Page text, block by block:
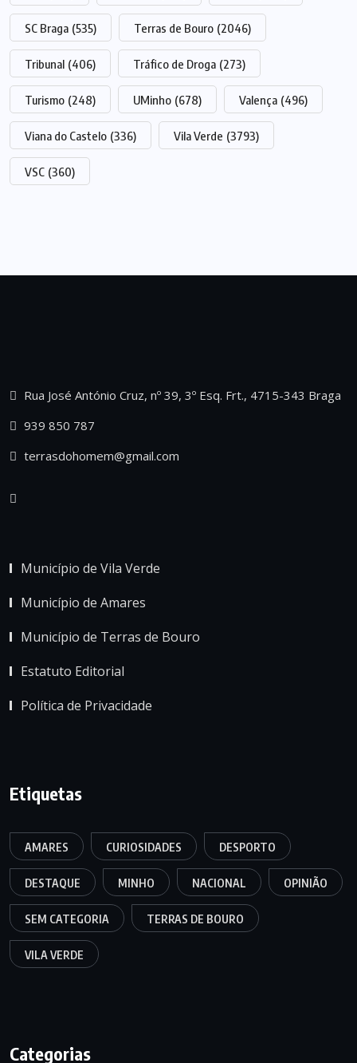
SC Braga (535) Terras de Bouro (2046)
Tribunal (406) Tráfico de Droga (273)
Turismo (248) UMinho (678) Valença (496)
Viana do Castelo (336) Vila Verde (3793)
VSC (360)
Rua José António Cruz, nº 39, 3º Esq. Frt., 4715-343 Braga
939 850 787
terrasdohomem@gmail.com
Município de Vila Verde
Município de Amares
Município de Terras de Bouro
Estatuto Editorial
Política de Privacidade
Etiquetas
AMARES CURIOSIDADES DESPORTO
DESTAQUE MINHO NACIONAL OPINIÃO
SEM CATEGORIA TERRAS DE BOURO
VILA VERDE
Categorias